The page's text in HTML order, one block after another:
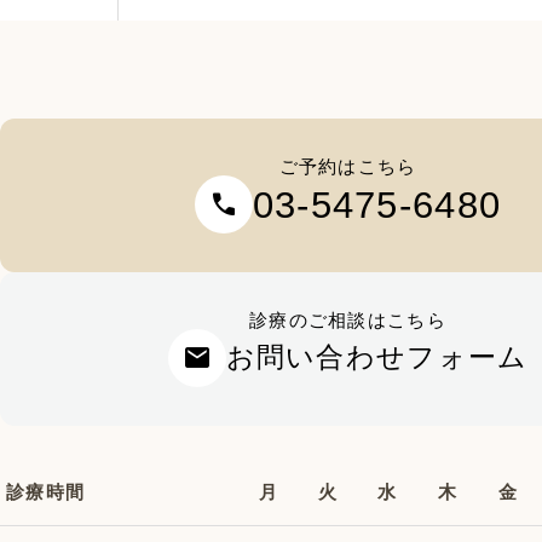
ご予約はこちら
call 03-5475-6480
診療のご相談はこちら
mail お問い合わせフォーム
診療時間 月 火 水 木 金